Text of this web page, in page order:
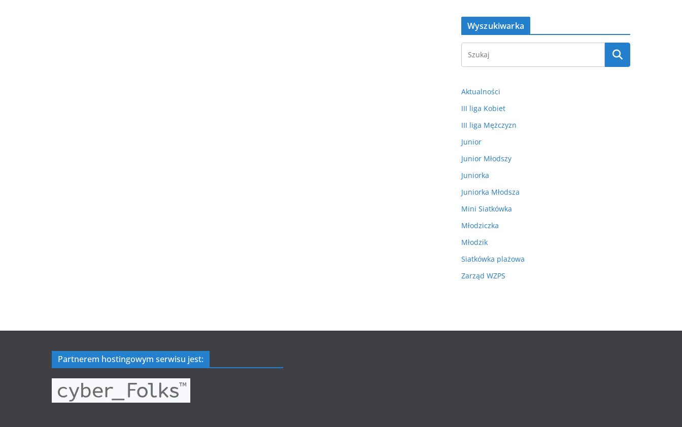
Wyszukiwarka
Aktualności
III liga Kobiet
III liga Mężczyzn
Junior
Junior Młodszy
Juniorka
Juniorka Młodsza
Mini Siatkówka
Młodziczka
Młodzik
Siatkówka plażowa
Zarząd WZPS
Partnerem hostingowym serwisu jest: